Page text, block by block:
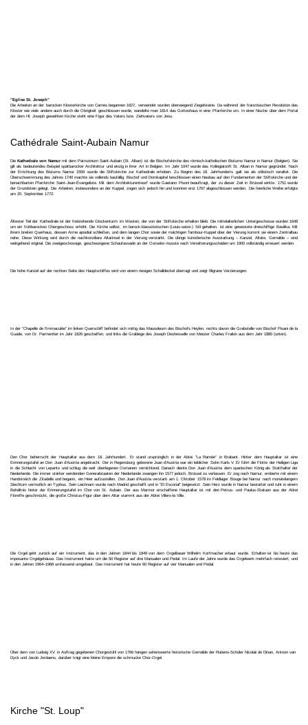
"Eglise St. Joseph"
Die Arbeiten an der barocken Klosterkirche von Carnes begannen 1627, verwendet wurden überwiegend Ziegelsteine. Da während der französischen Revolution das
Kloster wie viele andere auch durch die Obrigkeit geschlossen wurde, wandelte man 1814 das Gotteshaus in eine Pfarrkirche um. In einer Nische über dem Portal
der dem Hl. Joseph geweihten Kirche steht eine Figur des Vaters bzw. Ziehvaters von Jesu.
Cathédrale Saint-Aubain Namur
Die Kathedrale von Namurmit dem Patrozinium Saint-Aubain (St. Alban) ist die Bischofskirche des römisch-katholischen Bistums Namur in Namur (Belgien). Sie
gilt als bedeutendes Beispiel spätbarocker Architektur und einzig in ihrer Art in Belgien. Im Jahr 1047 wurde das Kollegiatstift St. Alban in Namur gegründet. Nach
der Errichtung des Bistums Namur 1559 wurde die Stiftskirche zur Kathedrale erhoben. Zu Beginn des 18. Jahrhunderts galt sie als stilistisch veraltet. Die
Überschwemmung des Jahres 1740 machte sie vollends baufällig. Bischof und Domkapitel beschlossen einen Neubau auf den Fundamenten der Stiftskirche und der
benachbarten Pfarrkirche Saint-Jean-Évangeliste. Mit dem Architekturentwurf wurde Gaetano Pisoni beauftragt, der zu dieser Zeit in Brüssel wirkte. 1751 wurde
der Grundstein gelegt. Die Arbeiten, insbesondere an der Kuppel, zogen sich jedoch hin und konnten erst 1767 abgeschlossen werden. Die feierliche Weihe erfolgte
am 20. September 1772.
Ältester Teil der Kathedrale ist der freistehende Glockenturm im Westen, der von der Stiftskirche erhalten blieb. Die mittelalterlichen Untergeschosse wurden 1648
um ein frühbarockes Obergeschoss erhöht. Die Kirche selbst, im barock-klassizistischen (Louis-seize-) Stil gehalten, ist eine gewestete dreischiffige Basilika. Mit
ihrem breiten Querhaus, dessen Arme apsidial schließen, und dem langen Chor sowie der mächtigen Tambour-Kuppel über der Vierung kommt sie einem Zentralbau
nahe. Diese Wirkung wird durch die nachkonziliare Altarinsel in der Vierung verstärkt. Die übrige künstlerische Ausstattung – Kanzel, Altäre, Gemälde – sind
weitgehend original. Die zweigeschossige, geschwungene Schaufassade an der Ostseite musste nach Verwitterungsschäden um 1900 vollständig erneuert werden.
Die hohe Kanzel auf der rechten Seite des Hauptschiffes wird von einem riesigen Schalldeckel überragt und zeigt filigrane Verzierungen.
In der "Chapelle de l'Immaculée" im linken Querschiff befindet sich mittig das Mausoleum des Bischofs Heylen, rechts davon die Grabstelle von Bischof Pisani de la
Guade, von Dr. Parmentier im Jahr 1826 geschaffen, und links die Grablege des Joseph Deshesselle von Meister Charles Fraikin aus dem Jahr 1880 (unten).
Den Chor beherrscht der Hauptaltar aus dem 18. Jahrhundert. Er stand ursprünglich in der Abtei "La Ramée" in Brabant. Hinter dem Hauptaltar ist eine
Erinnerungstafel an Don Juan d'Austria angebracht. Der in Regensburg geborene Juan d'Austria war ein leiblicher Sohn Karls V. Er führt die Flotte der Heiligen Liga
in die Schlacht von Lepanto und schlug die weit überlegenen Osmanen vernichtend. Danach diente Don Juan d'Austria dem spanischen König als Statthalter der
Niederlande. Die immer stärker werdenden Generalstaaten der Niederlande zwangen ihn 1577 jedoch, Brüssel zu verlassen. Er zog nach Namur, eroberte mit einem
Handstreich die Zitadelle und begann, ein Heer aufzustellen. Don Juan d'Austria verstarb am 1. Oktober 1578 im Feldlager Bouge bei Namur nach monatelangem
Siechtum vermutlich an Typhus. Sein Leichnam wurde nach Madrid geschafft und in "El Escorial" beigesetzt. Sein Herz wurde in Namur bestattet und ruht in einem
Behältnis hinter der Erinnerungstafel im Chor von St. Aubain. Der aus Marmor erschaffene Hauptaltar ist mit den Petrus- und Paulus-Statuen aus der Abtei
Floreffe geschmückt, die große Christus-Figur über dem Altar stammt aus der Abtei Villers-la Ville.
Die Orgel geht zurück auf ein Instrument, das in den Jahren 1844 bis 1849 von dem Orgelbauer Wilhelm Korfmacher erbaut wurde. Erhalten ist bis heute das
imposante Orgelgehäuse. Das Instrument hatte um die 50 Register auf drei Manualen und Pedal. Im Laufe der Jahre wurde das Orgelwerk mehrfach renoviert, und
in den Jahren 1964–1968 umfassend umgebaut. Das Instrument hat heute 60 Register auf vier Manualen und Pedal.
Über dem von Ludwig XV. in Auftrag gegebenen Chorgestühl von 1766 hängen sehenswerte historische Gemälde der Rubens-Schüler Nicolaii de Dinan, Antoon van
Dyck und Jacob Jordaens, darüber trägt eine kleine Empore die schmucke Chor-Orgel.
Kirche "St. Loup"